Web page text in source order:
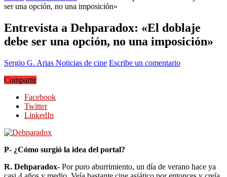
ser una opción, no una imposición»
Entrevista a Dehparadox: «El doblaje
debe ser una opción, no una imposición»
Sergio G. Arias Noticias de cine Escribe un comentario
Compartir
Facebook
Twitter
LinkedIn
P- ¿Cómo surgió la idea del portal?
R. Dehparadox- Por puro aburrimiento, un día de verano hace ya